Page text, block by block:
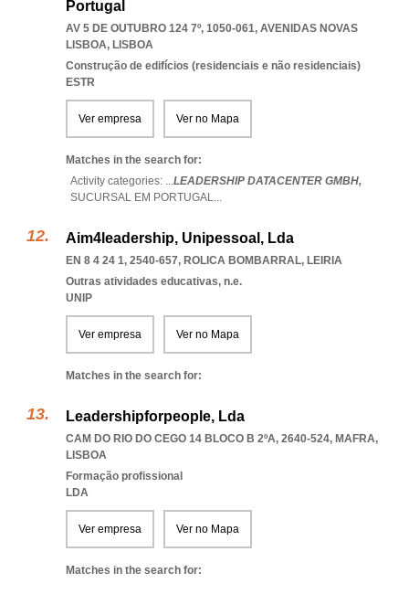
Portugal
AV 5 DE OUTUBRO 124 7º, 1050-061, AVENIDAS NOVAS
LISBOA, LISBOA
Construção de edifícios (residenciais e não residenciais)
ESTR
Ver empresa Ver no Mapa
Matches in the search for:
Activity categories: ...LEADERSHIP DATACENTER GMBH,
SUCURSAL EM PORTUGAL...
Aim4leadership, Unipessoal, Lda
EN 8 4 24 1, 2540-657, ROLICA BOMBARRAL, LEIRIA
Outras atividades educativas, n.e.
UNIP
Ver empresa Ver no Mapa
Matches in the search for:
Leadershipforpeople, Lda
CAM DO RIO DO CEGO 14 BLOCO B 2ºA, 2640-524, MAFRA,
LISBOA
Formação profissional
LDA
Ver empresa Ver no Mapa
Matches in the search for: